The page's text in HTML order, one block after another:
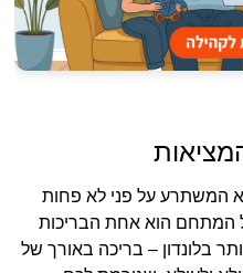
המשתרע על פני לא פחות
המתחם הוא אחת הבריכות
בלונדון – בריכה באורך של